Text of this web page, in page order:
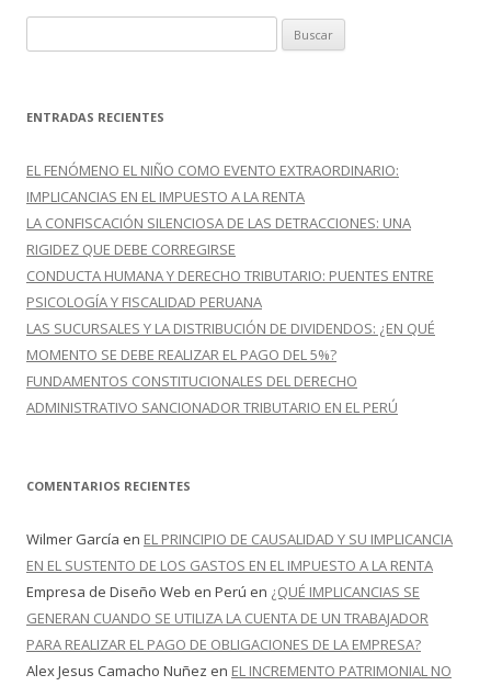
u
c
r
:
ENTRADAS RECIENTES
EL FENÓMENO EL NIÑO COMO EVENTO EXTRAORDINARIO:
IMPLICANCIAS EN EL IMPUESTO A LA RENTA
LA CONFISCACIÓN SILENCIOSA DE LAS DETRACCIONES: UNA
RIGIDEZ QUE DEBE CORREGIRSE
CONDUCTA HUMANA Y DERECHO TRIBUTARIO: PUENTES ENTRE
PSICOLOGÍA Y FISCALIDAD PERUANA
LAS SUCURSALES Y LA DISTRIBUCIÓN DE DIVIDENDOS: ¿EN QUÉ
MOMENTO SE DEBE REALIZAR EL PAGO DEL 5%?
FUNDAMENTOS CONSTITUCIONALES DEL DERECHO
ADMINISTRATIVO SANCIONADOR TRIBUTARIO EN EL PERÚ
COMENTARIOS RECIENTES
Wilmer García en EL PRINCIPIO DE CAUSALIDAD Y SU IMPLICANCIA
EN EL SUSTENTO DE LOS GASTOS EN EL IMPUESTO A LA RENTA
Empresa de Diseño Web en Perú en ¿QUÉ IMPLICANCIAS SE
GENERAN CUANDO SE UTILIZA LA CUENTA DE UN TRABAJADOR
PARA REALIZAR EL PAGO DE OBLIGACIONES DE LA EMPRESA?
Alex Jesus Camacho Nuñez en EL INCREMENTO PATRIMONIAL NO